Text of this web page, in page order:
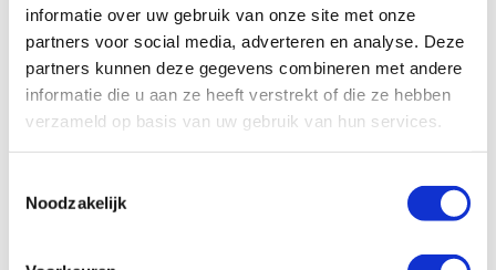
informatie over uw gebruik van onze site met onze
partners voor social media, adverteren en analyse. Deze
partners kunnen deze gegevens combineren met andere
informatie die u aan ze heeft verstrekt of die ze hebben
verzameld op basis van uw gebruik van hun services.
Noodzakelijk